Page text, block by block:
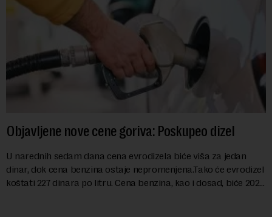
Objavljene nove cene goriva: Poskupeo dizel
U narednih sedam dana cena evrodizela biće viša za jedan
dinar, dok cena benzina ostaje nepromenjena.Tako će evrodizel
koštati 227 dinara po litru. Cena benzina, kao i dosad, biće 202